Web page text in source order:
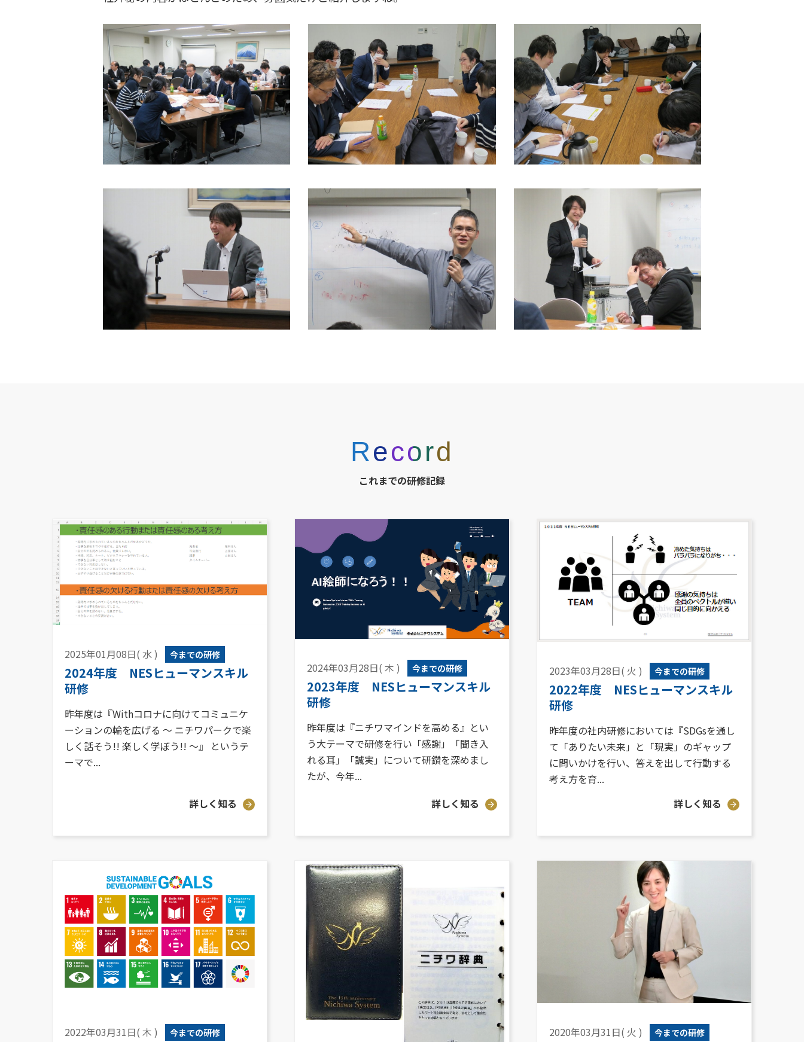
Record
これまでの研修記録
2025年01月08日( 水 ) 今までの研修
2024年度 NESヒューマンスキル
研修
昨年度は『Withコロナに向けてコミュニケ
ーションの輪を広げる ～ ニチワパークで楽
しく話そう!! 楽しく学ぼう!! ～』 というテ
ーマで...
詳しく知る
2024年03月28日( 木 ) 今までの研修
2023年度 NESヒューマンスキル
研修
昨年度は『ニチワマインドを高める』とい
う大テーマで研修を行い「感謝」「聞き入
れる耳」「誠実」について研鑽を深めまし
たが、今年...
詳しく知る
2023年03月28日( 火 ) 今までの研修
2022年度 NESヒューマンスキル
研修
昨年度の社内研修においては『SDGsを通し
て「ありたい未来」と「現実」のギャップ
に問いかけを行い、答えを出して行動する
考え方を育...
詳しく知る
2022年03月31日( 木 ) 今までの研修 2020年03月31日( 火 ) 今までの研修